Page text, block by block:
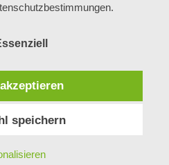
speichern